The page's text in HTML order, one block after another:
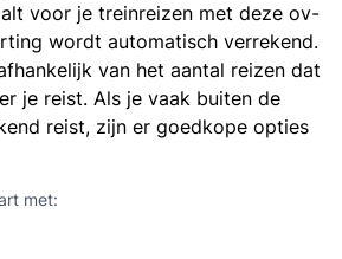
voor je treinreizen met deze ov-
wordt automatisch verrekend.
van het aantal reizen dat
je reist. Als je vaak buiten de
reist, zijn er goedkope opties
met: